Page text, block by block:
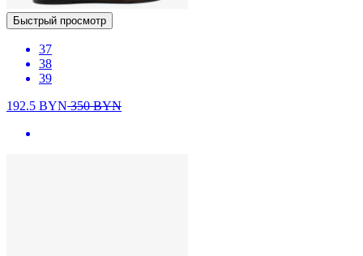
Быстрый просмотр
37
38
39
192.5 BYN350BYN